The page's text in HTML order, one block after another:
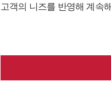
고객의 니즈를 반영해 계속